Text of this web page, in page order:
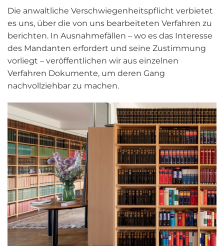
Die anwaltliche Verschwiegenheitspflicht verbietet
es uns, über die von uns bearbeiteten Verfahren zu
berichten. In Ausnahmefällen – wo es das Interesse
des Mandanten erfordert und seine Zustimmung
vorliegt – veröffentlichen wir aus einzelnen
Verfahren Dokumente, um deren Gang
nachvollziehbar zu machen.